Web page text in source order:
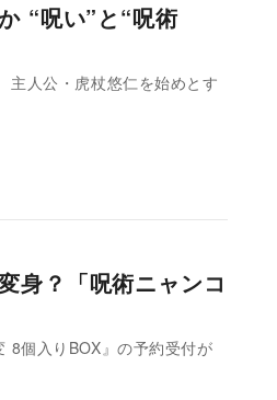
人公・虎杖悠仁を始めとす
身？「呪術ニャンコ
8個入りBOX』の予約受付が